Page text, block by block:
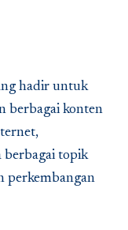
hadir untuk
berbagai konten
berbagai topik
perkembangan